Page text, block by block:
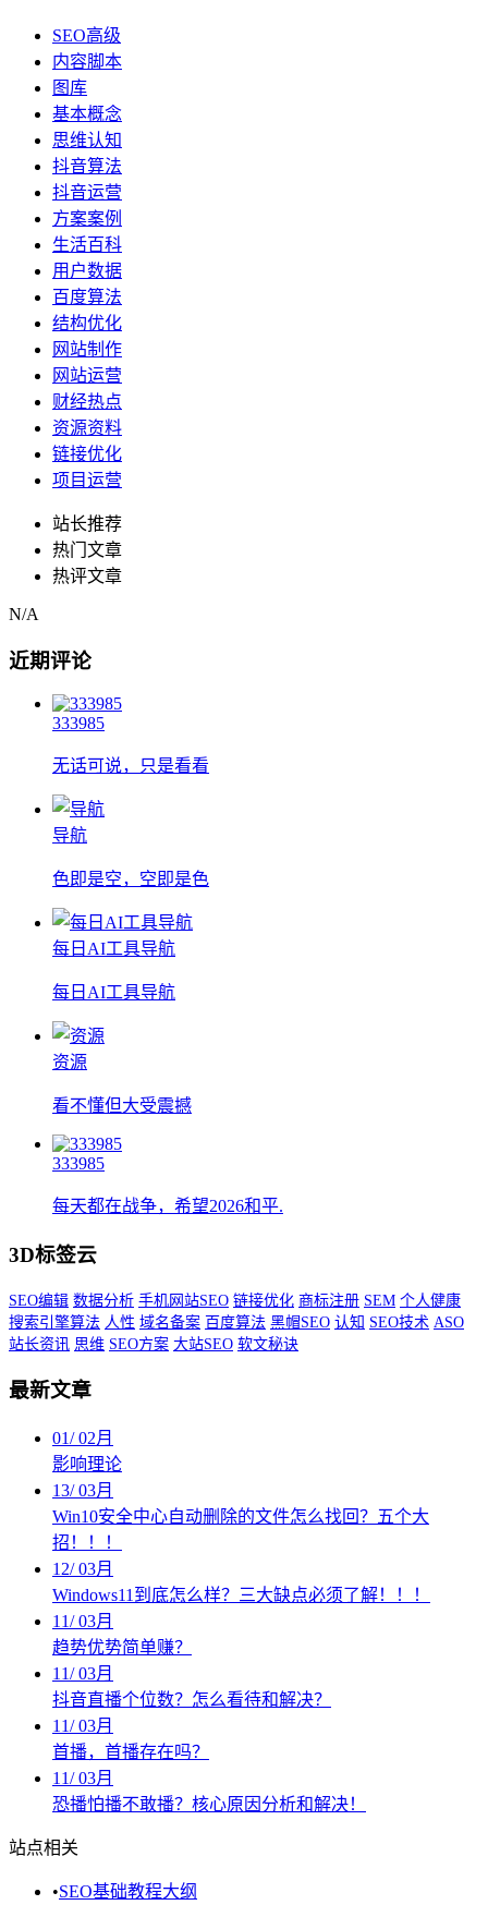
SEO高级
内容脚本
图库
基本概念
思维认知
抖音算法
抖音运营
方案案例
生活百科
用户数据
百度算法
结构优化
网站制作
网站运营
财经热点
资源资料
链接优化
项目运营
站长推荐
热门文章
热评文章
N/A
近期评论
333985
无话可说，只是看看
导航
色即是空，空即是色
每日AI工具导航
每日AI工具导航
资源
看不懂但大受震撼
333985
每天都在战争，希望2026和平.
3D标签云
SEO编辑 数据分析 手机网站SEO 链接优化 商标注册 SEM 个人健康
搜索引擎算法 人性 域名备案 百度算法 黑帽SEO 认知 SEO技术 ASO
站长资讯 思维 SEO方案 大站SEO 软文秘诀
最新文章
01/02月
影响理论
13/03月
Win10安全中心自动删除的文件怎么找回？五个大
招！！！
12/03月
Windows11到底怎么样？三大缺点必须了解！！！
11/03月
趋势优势简单赚？
11/03月
抖音直播个位数？怎么看待和解决？
11/03月
首播，首播存在吗？
11/03月
恐播怕播不敢播？核心原因分析和解决！
站点相关
•SEO基础教程大纲